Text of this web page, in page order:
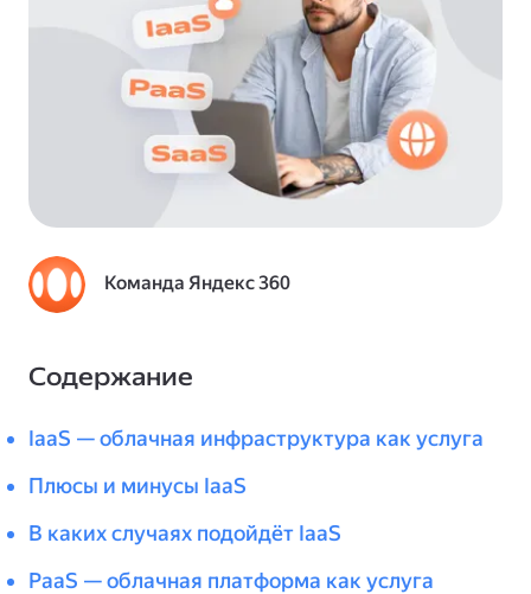
Команда Яндекс 360
Содержание
IaaS — облачная инфраструктура как услуга
Плюсы и минусы IaaS
В каких случаях подойдёт IaaS
PaaS — облачная платформа как услуга